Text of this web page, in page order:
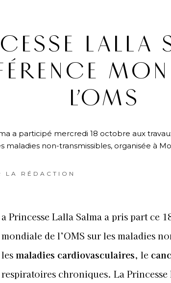
LALLA
L’OMS
a participé mercredi 18 octobre aux
maladies non-transmissibles, organisée à
LA RÉDACTION
a Princesse Lalla Salma a pris part ce
mondiale de l’OMS sur les maladies
lesmaladies cardiovasculaires, le
respiratoires chroniques. La